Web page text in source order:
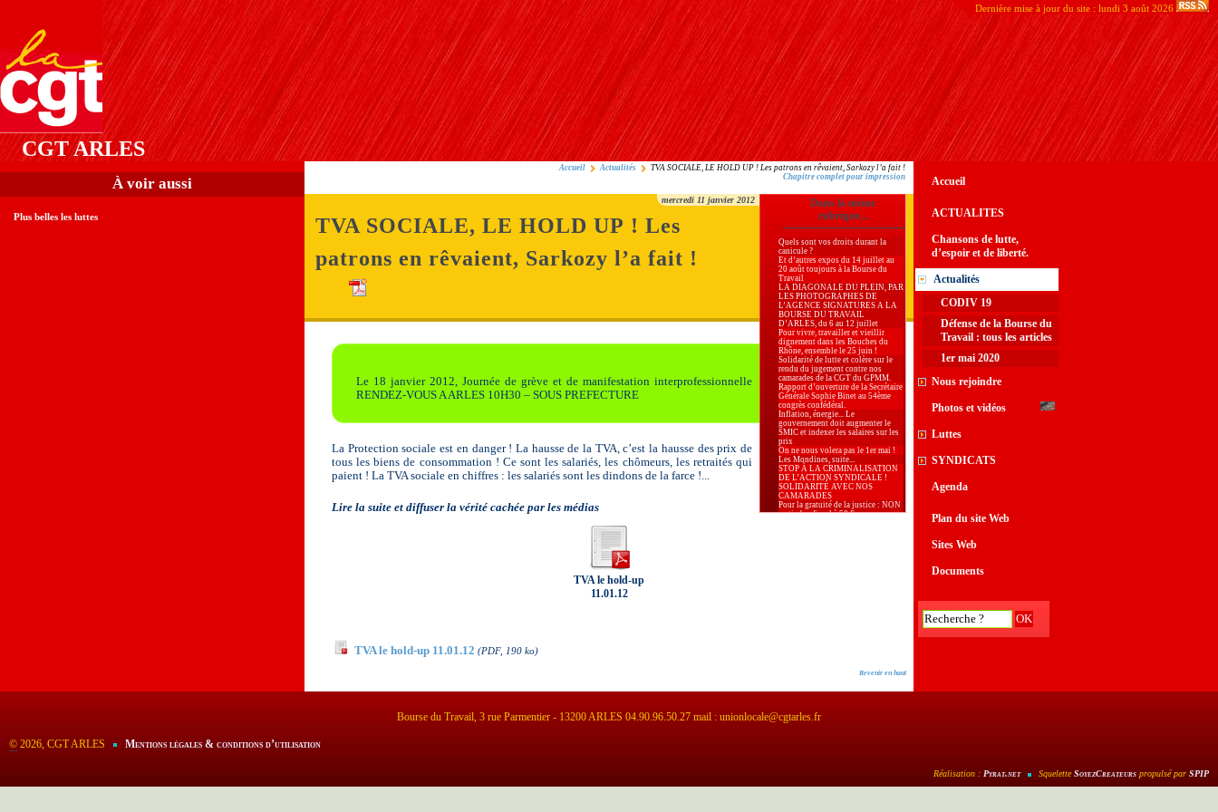
Dernière mise à jour du site : lundi 3 août 2026
CGT ARLES
Accueil Actualités
TVA SOCIALE, LE HOLD UP ! Les patrons en rêvaient, Sarkozy l’a fait !
Chapitre complet pour impression
Dans la même
rubrique...
Quels sont vos droits durant la
canicule ?
Et d’autres expos du 14 juillet au
20 août toujours à la Bourse du
Travail
LA DIAGONALE DU PLEIN, PAR
LES PHOTOGRAPHES DE
L’AGENCE SIGNATURES A LA
BOURSE DU TRAVAIL
D’ARLES, du 6 au 12 juillet
Pour vivre, travailler et vieillir
dignement dans les Bouches du
Rhône, ensemble le 25 juin !
Solidarité de lutte et colère sur le
rendu du jugement contre nos
camarades de la CGT du GPMM.
Rapport d’ouverture de la Secrétaire
Générale Sophie Binet au 54ème
congrès confédéral.
Inflation, énergie... Le
gouvernement doit augmenter le
SMIC et indexer les salaires sur les
prix
On ne nous volera pas le 1er mai !
Les Mondines, suite...
STOP À LA CRIMINALISATION
DE L’ACTION SYNDICALE !
SOLIDARITÉ AVEC NOS
CAMARADES
Pour la gratuité de la justice : NON
au timbre fiscal à 50 €
Karima Boutayeb, CGT, Vice
pour nos services publics !
Industrie : malgré la situation
Le PLF 2026 doit répondre à
mercredi 11 janvier 2012
TVA SOCIALE, LE HOLD UP ! Les
patrons en rêvaient, Sarkozy l’a fait !
Le 18 janvier 2012, Journée de grève et de manifestation interprofessionnelle
RENDEZ-VOUS A ARLES 10H30 – SOUS PREFECTURE
La Protection sociale est en danger ! La hausse de la TVA, c’est la hausse des prix de
tous les biens de consommation ! Ce sont les salariés, les chômeurs, les retraités qui
paient ! La TVA sociale en chiffres : les salariés sont les dindons de la farce !...
Lire la suite et diffuser la vérité cachée par les médias
TVA le hold-up
11.01.12
TVA le hold-up 11.01.12 (PDF, 190 ko)
Revenir en haut
Accueil
ACTUALITES
Chansons de lutte,
d’espoir et de liberté.
Actualités
CODIV 19
Défense de la Bourse du
Travail : tous les articles
1er mai 2020
Nous rejoindre
Photos et vidéos
Luttes
SYNDICATS
Agenda
Plan du site Web
Sites Web
Documents
À voir aussi
Plus belles les luttes
Bourse du Travail, 3 rue Parmentier - 13200 ARLES 04.90.96.50.27 mail : unionlocale@cgtarles.fr
© 2026, CGT ARLES Mentions légales & conditions d’utilisation
Réalisation :Pyrat.net Squelette SoyezCreateurs propulsé par SPIP